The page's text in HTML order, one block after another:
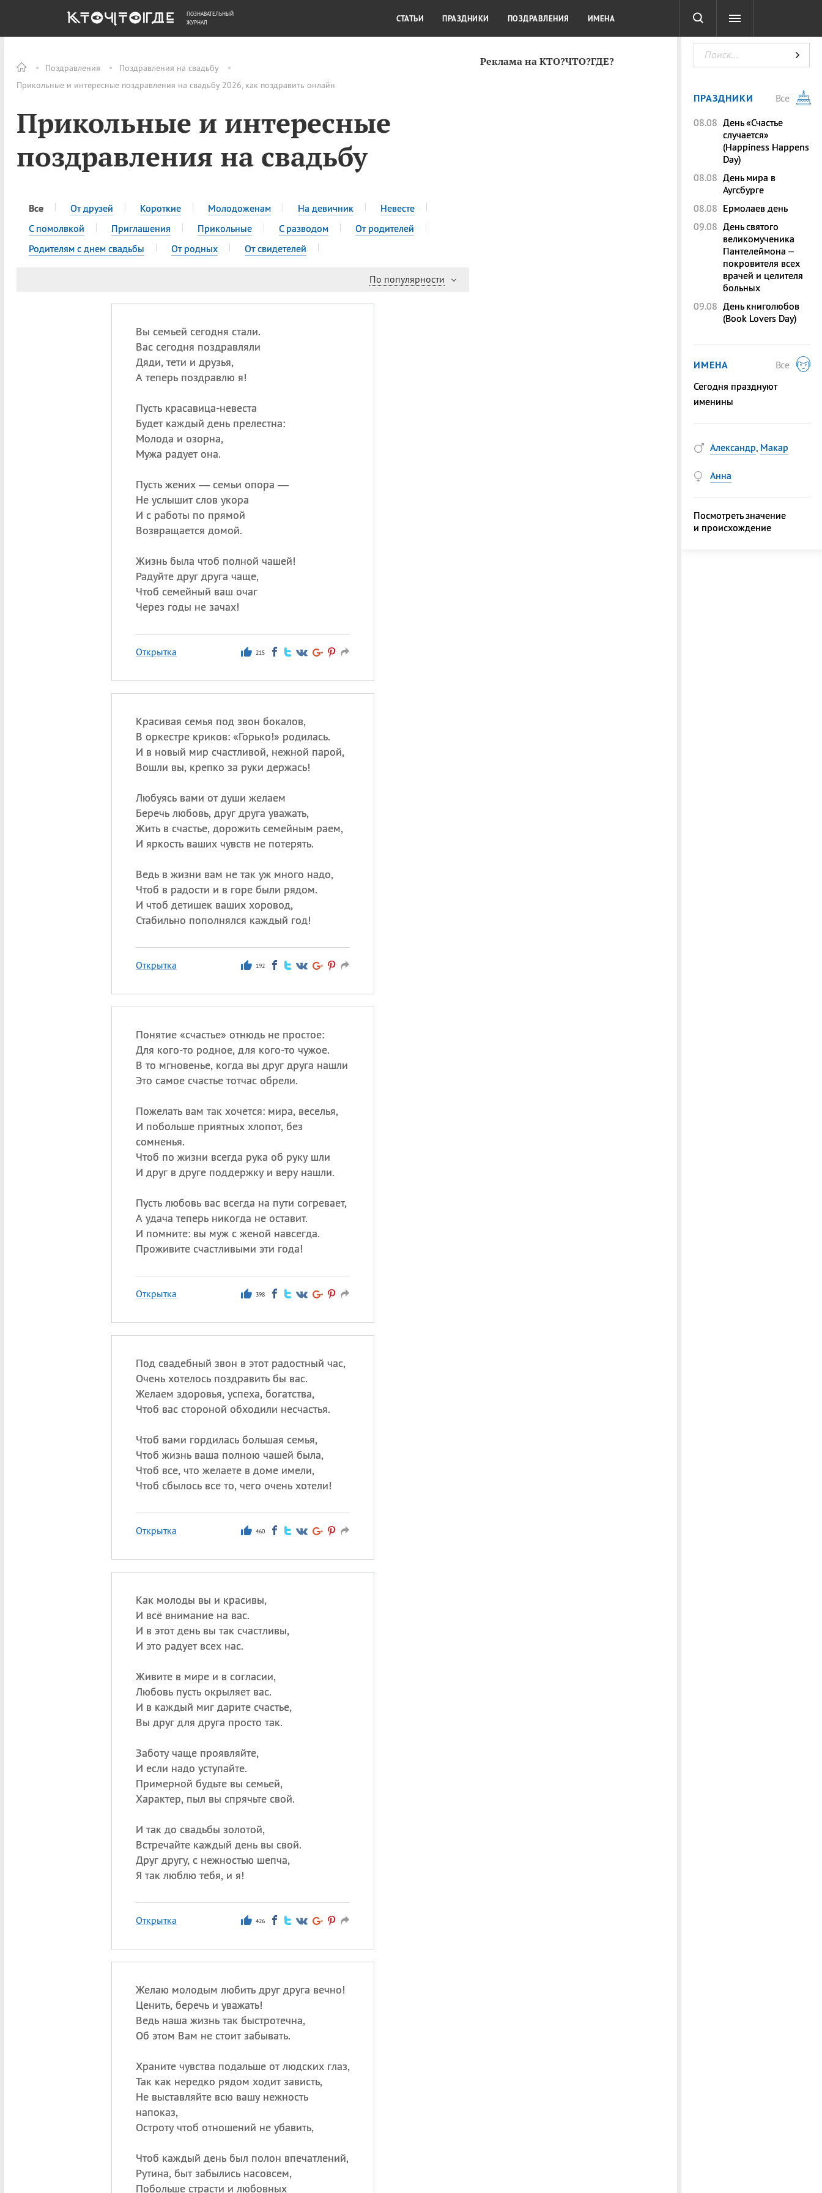
Поздравления
Поздравления на свадьбу
Прикольные и интересные поздравления на свадьбу 2026, как поздравить онлайн
Прикольные и интересные
поздравления на свадьбу
Все От друзей Короткие Молодоженам На девичник
Невесте
С помолвкой
Приглашения Прикольные С разводом
От родителей
Родителям с днем свадьбы
От родных От свидетелей
По популярности
Вы семьей сегодня стали.
Вас сегодня поздравляли
Дяди, тети и друзья,
А теперь поздравлю я!
Пусть красавица-невеста
Будет каждый день прелестна:
Молода и озорна,
Мужа радует она.
Пусть жених — семьи опора —
Не услышит слов укора
И с работы по прямой
Возвращается домой.
Жизнь была чтоб полной чашей!
Радуйте друг друга чаще,
Чтоб семейный ваш очаг
Через годы не зачах!
Открытка 215
Красивая семья под звон бокалов,
В оркестре криков: «Горько!» родилась.
И в новый мир счастливой, нежной парой,
Вошли вы, крепко за руки держась!
Любуясь вами от души желаем
Беречь любовь, друг друга уважать,
Жить в счастье, дорожить семейным раем,
И яркость ваших чувств не потерять.
Ведь в жизни вам не так уж много надо,
Чтоб в радости и в горе были рядом.
И чтоб детишек ваших хоровод,
Стабильно пополнялся каждый год!
Открытка 192
Понятие «счастье» отнюдь не простое:
Для кого-то родное, для кого-то чужое.
В то мгновенье, когда вы друг друга нашли
Это самое счастье тотчас обрели.
Пожелать вам так хочется: мира, веселья,
И побольше приятных хлопот, без
сомненья.
Чтоб по жизни всегда рука об руку шли
И друг в друге поддержку и веру нашли.
Пусть любовь вас всегда на пути согревает,
А удача теперь никогда не оставит.
И помните: вы муж с женой навсегда.
Проживите счастливыми эти года!
Открытка 398
Под свадебный звон в этот радостный час,
Очень хотелось поздравить бы вас.
Желаем здоровья, успеха, богатства,
Чтоб вас стороной обходили несчастья.
Чтоб вами гордилась большая семья,
Чтоб жизнь ваша полною чашей была,
Чтоб все, что желаете в доме имели,
Чтоб сбылось все то, чего очень хотели!
Открытка 460
Как молоды вы и красивы,
И всё внимание на вас.
И в этот день вы так счастливы,
И это радует всех нас.
Живите в мире и в согласии,
Любовь пусть окрыляет вас.
И в каждый миг дарите счастье,
Вы друг для друга просто так.
Заботу чаще проявляйте,
И если надо уступайте.
Примерной будьте вы семьей,
Характер, пыл вы спрячьте свой.
И так до свадьбы золотой,
Встречайте каждый день вы свой.
Друг другу, с нежностью шепча,
Я так люблю тебя, и я!
Открытка 426
Желаю молодым любить друг друга вечно!
Ценить, беречь и уважать!
Ведь наша жизнь так быстротечна,
Об этом Вам не стоит забывать.
Храните чувства подальше от людских глаз,
Так как нередко рядом ходит зависть,
Не выставляйте всю вашу нежность
напоказ,
Остроту чтоб отношений не убавить,
Чтоб каждый день был полон впечатлений,
Рутина, быт забылись насовсем,
Побольше страсти и любовных
Реклама на КТО?ЧТО?ГДЕ?
ОБЩЕСТВО ДЕНЬГИ КУЛЬТУРА КРАСОТА ТЕСТЫ
ПОЗНАВАТЕЛЬНЫЙ
ЖУРНАЛ
СТАТЬИ ПРАЗДНИКИ ПОЗДРАВЛЕНИЯ ИМЕНА
ПРАЗДНИКИ
Все
08.08 День «Счастье
случается»
(Happiness Happens
Day)
08.08 День мира в
Аугсбурге
08.08 Ермолаев день
09.08 День святого
великомученика
Пантелеймона –
покровителя всех
врачей и целителя
больных
09.08 День книголюбов
(Book Lovers Day)
ИМЕНА
Все
Сегодня празднуют
именины
Александр, Макар
Анна
Посмотреть значение
и происхождение